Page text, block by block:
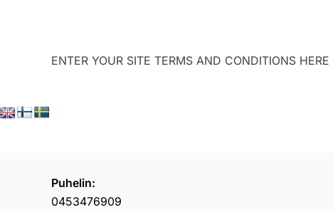
ENTER YOUR SITE TERMS AND CONDITIONS HERE
Puhelin:
0453476909